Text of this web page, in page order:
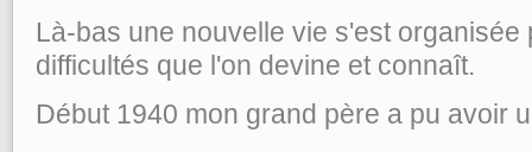
Là-bas une nouvelle vie s'est organisée
difficultés que l'on devine et connaît.
Début 1940 mon grand père a pu avoir